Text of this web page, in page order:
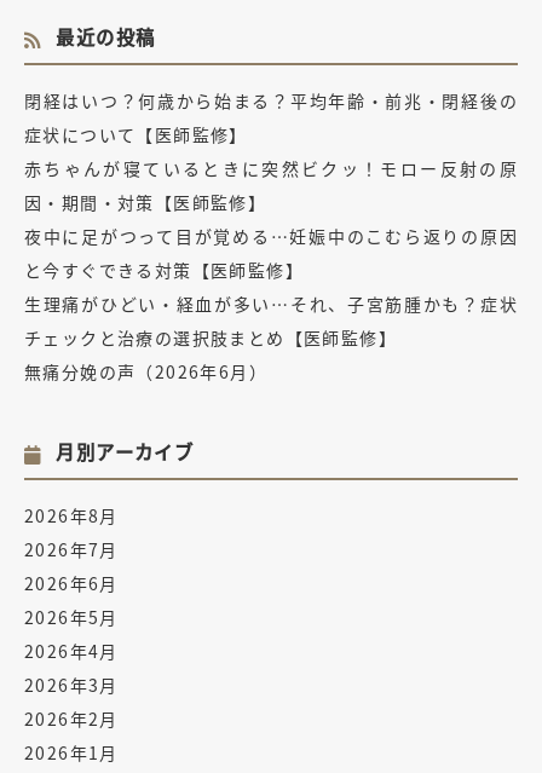
最近の投稿
閉経はいつ？何歳から始まる？平均年齢・前兆・閉経後の
症状について【医師監修】
赤ちゃんが寝ているときに突然ビクッ！モロー反射の原
因・期間・対策【医師監修】
夜中に足がつって目が覚める…妊娠中のこむら返りの原因
と今すぐできる対策【医師監修】
生理痛がひどい・経血が多い…それ、子宮筋腫かも？症状
チェックと治療の選択肢まとめ【医師監修】
無痛分娩の声（2026年6月）
月別アーカイブ
2026年8月
2026年7月
2026年6月
2026年5月
2026年4月
2026年3月
2026年2月
2026年1月